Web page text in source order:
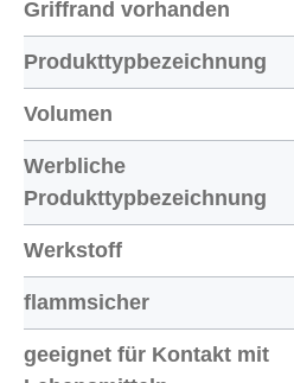
Griffrand vorhanden
Produkttypbezeichnung
Volumen
Werbliche
Produkttypbezeichnung
Werkstoff
flammsicher
geeignet für Kontakt mit